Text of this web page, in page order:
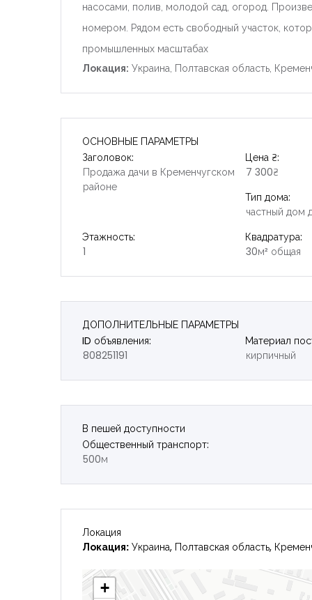
насосами, полив, молодой сад, огород.
номером. Рядом есть свободный участок,
промышленных масштабах
Локация: Украина, Полтавская область,
ОСНОВНЫЕ ПАРАМЕТРЫ
Заголовок:
Продажа дачи в Кременчугском
районе
Цена ₴:
7 300₴
Тип дома:
частный дом
Этажность:
1
Квадратура:
30м² общая
ДОПОЛНИТЕЛЬНЫЕ ПАРАМЕТРЫ
ID объявления:
808251191
Материал
кирпичный
В пешей доступности
Общественный транспорт:
500м
Локация
Локация: Украина, Полтавская область,
+